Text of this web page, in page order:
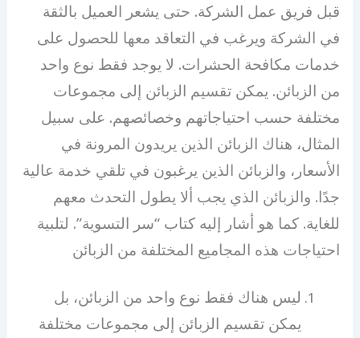
قبل فريق عمل الشركة. حتى يشعر العميل بالثقة
في الشركة ويرغب في التعاقد معها للحصول على
خدمات مكافحة الحشرات. لا يوجد فقط نوع واحد
من الزبائن. يمكن تقسيم الزبائن إلى مجموعات
مختلفة حسب احتياجاتهم وخصائصهم. على سبيل
المثال، هناك الزبائن الذين يريدون المرونة في
الأسعار، والزبائن الذين يرغبون في تلقي خدمة عالية
جدًا. والزبائن الذي يجب ألا يطول التحدث معهم
للغاية. كما هو أشار إليه كتاب “سر التسوية”. لتلبية
احتياجات هذه المجاميع المختلفة من الزبائن
ليس هناك فقط نوع واحد من الزبائن، بل
يمكن تقسيم الزبائن إلى مجموعات مختلفة